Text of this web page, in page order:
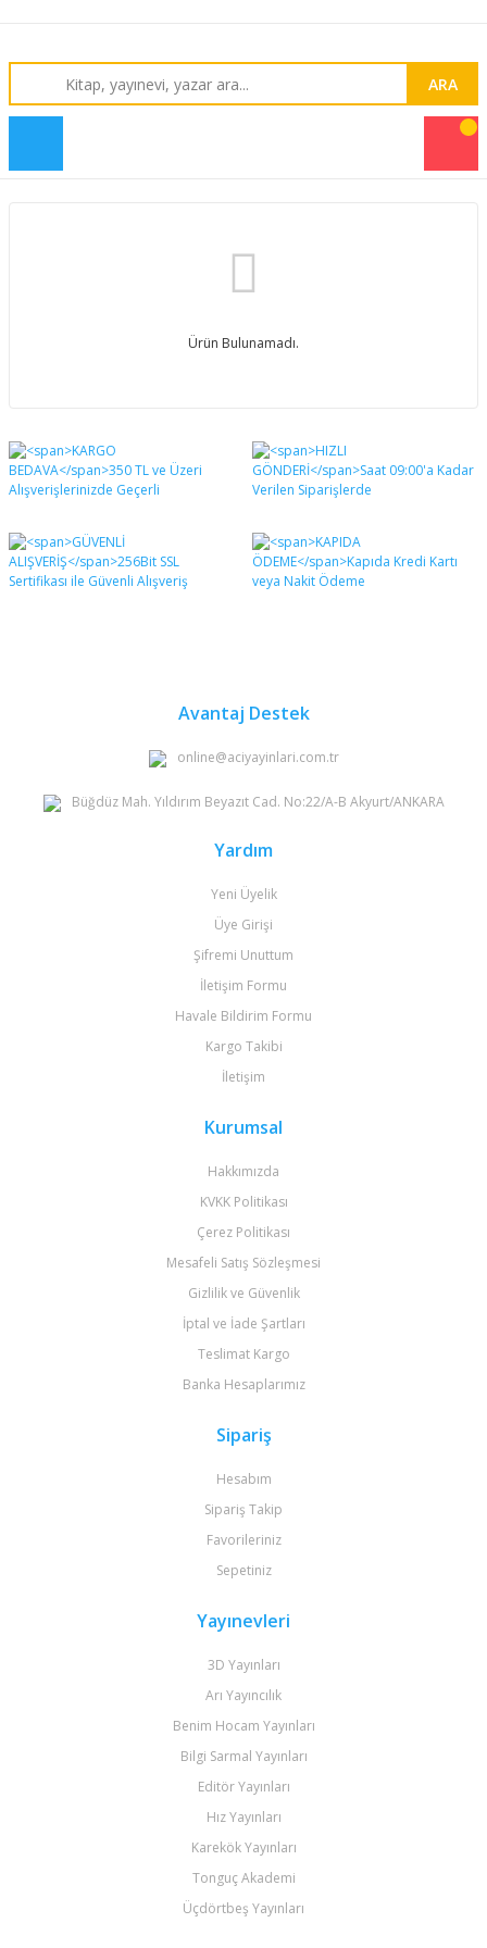
ARA
Ürün Bulunamadı.
Avantaj Destek
online@aciyayinlari.com.tr
Büğdüz Mah. Yıldırım Beyazıt Cad. No:22/A-B Akyurt/ANKARA
Yardım
Yeni Üyelik
Üye Girişi
Şifremi Unuttum
İletişim Formu
Havale Bildirim Formu
Kargo Takibi
İletişim
Kurumsal
Hakkımızda
KVKK Politikası
Çerez Politikası
Mesafeli Satış Sözleşmesi
Gizlilik ve Güvenlik
İptal ve İade Şartları
Teslimat Kargo
Banka Hesaplarımız
Sipariş
Hesabım
Sipariş Takip
Favorileriniz
Sepetiniz
Yayınevleri
3D Yayınları
Arı Yayıncılık
Benim Hocam Yayınları
Bilgi Sarmal Yayınları
Editör Yayınları
Hız Yayınları
Karekök Yayınları
Tonguç Akademi
Üçdörtbeş Yayınları